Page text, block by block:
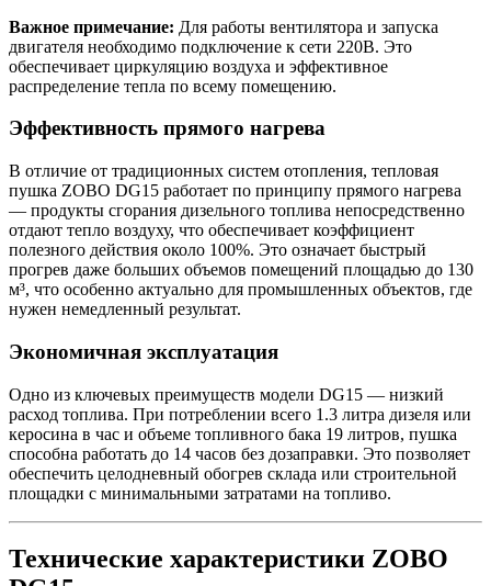
Важное примечание: Для работы вентилятора и запуска
двигателя необходимо подключение к сети 220В. Это
обеспечивает циркуляцию воздуха и эффективное
распределение тепла по всему помещению.
Эффективность прямого нагрева
В отличие от традиционных систем отопления, тепловая
пушка ZOBO DG15 работает по принципу прямого нагрева
— продукты сгорания дизельного топлива непосредственно
отдают тепло воздуху, что обеспечивает коэффициент
полезного действия около 100%. Это означает быстрый
прогрев даже больших объемов помещений площадью до 130
м³, что особенно актуально для промышленных объектов, где
нужен немедленный результат.
Экономичная эксплуатация
Одно из ключевых преимуществ модели DG15 — низкий
расход топлива. При потреблении всего 1.3 литра дизеля или
керосина в час и объеме топливного бака 19 литров, пушка
способна работать до 14 часов без дозаправки. Это позволяет
обеспечить целодневный обогрев склада или строительной
площадки с минимальными затратами на топливо.
Технические характеристики ZOBO